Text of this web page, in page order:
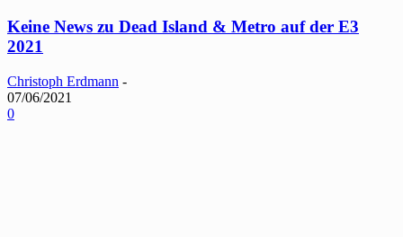
Keine News zu Dead Island & Metro auf der E3
2021
Christoph Erdmann -
07/06/2021
0